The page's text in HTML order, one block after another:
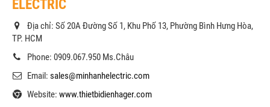
ELECTRIC
Địa chỉ: Số 20A Đường Số 1, Khu Phố 13, Phường Bình Hưng Hòa,
TP. HCM
Phone: 0909.067.950 Ms.Châu
Email: sales@minhanhelectric.com
Website: www.thietbidienhager.com